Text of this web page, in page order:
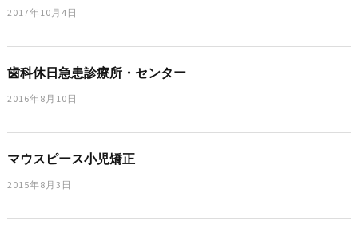
2017年10月4日
歯科休日急患診療所・センター
2016年8月10日
マウスピース小児矯正
2015年8月3日